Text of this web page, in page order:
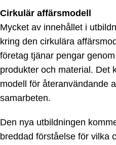
Cirkulär affärsmodell
Mycket av innehållet i
kring den cirkulära
företag tjänar pengar
produkter och material. Det
modell för återanvändande
samarbeten.
Den nya utbildningen
breddad förståelse för vilka